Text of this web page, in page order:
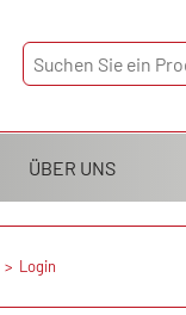
ÜBER UNS
Login